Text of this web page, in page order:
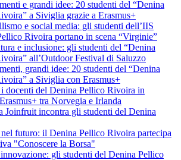
e grandi idee: 20 studenti del “Denina
a Siviglia grazie a Erasmus+
e social media: gli studenti dell’IIS
Rivoira portano in scena “Virginie”
e inclusione: gli studenti del “Denina
all’Outdoor Festival di Saluzzo
grandi idee: 20 studenti del “Denina
a Siviglia con Erasmus+
i docenti del Denina Pellico Rivoira in
tra Norvegia e Irlanda
Joinfruit incontra gli studenti del Denina
futuro: il Denina Pellico Rivoira partecipa
"Conoscere la Borsa"
gli studenti del Denina Pellico